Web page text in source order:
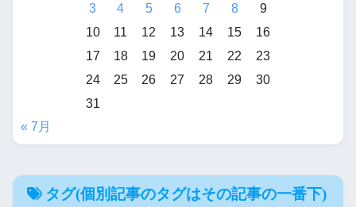
3
4 5 6 7 8
9
10
11 12 13 14 15
16
17
18 19 20 21 22
23
24
25 26 27 28 29
30
31
« 7月
タグ(個別記事のタグはその記事の一番下)